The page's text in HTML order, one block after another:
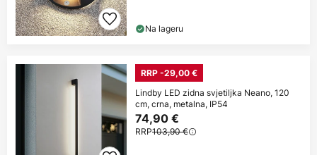
Na lageru
RRP -29,00 €
Lindby LED zidna svjetiljka Neano, 120
cm, crna, metalna, IP54
74,90 €
RRP103,90 €